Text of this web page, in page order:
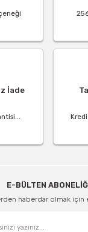
İade
E-BÜLTEN
haberdar olmak için